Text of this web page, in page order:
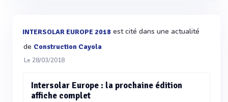
INTERSOLAR EUROPE 2018 est cité dans une actualité
de Construction Cayola
Le 28/03/2018
Intersolar Europe : la prochaine édition
affiche complet